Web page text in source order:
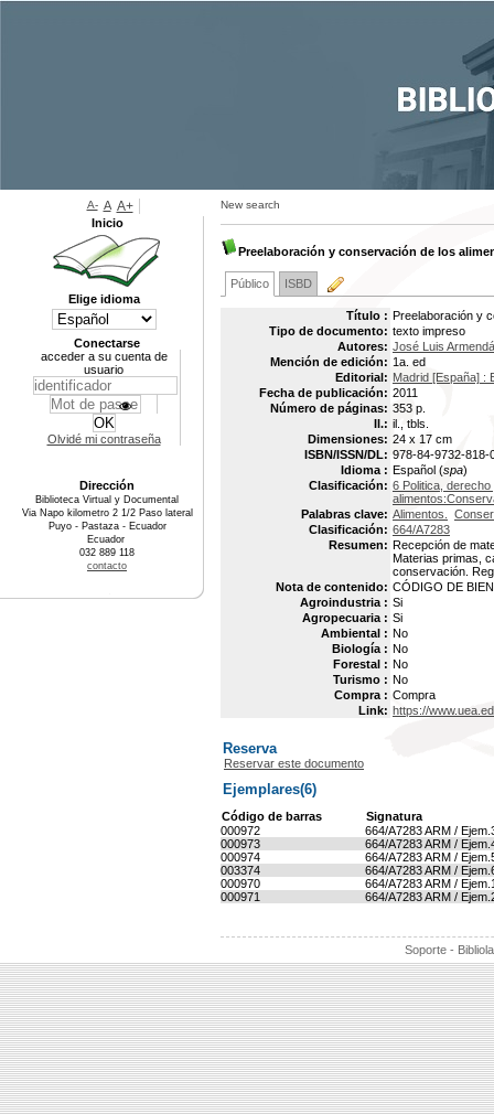
New search
Preelaboración y conservación de los
Público ISBD
Título : Preelaboración y
Tipo de documento: texto impreso
Autores: José Luis
Mención de edición: 1a. ed
Editorial: Madrid [España] :
Fecha de publicación: 2011
Número de páginas: 353 p.
Il.: il., tbls.
Dimensiones: 24 x 17 cm
ISBN/ISSN/DL: 978-84-9732-818-
Idioma : Español (spa)
Clasificación: 6 Politica,
Palabras clave: Alimentos.
Clasificación: 664/A7283
Resumen: Recepción de
Materias primas,
conservación.
Nota de contenido: CÓDIGO DE
Agroindustria : Si
Agropecuaria : Si
Ambiental : No
Biología : No
Forestal : No
Turismo : No
Compra : Compra
Link: https://
Reserva
Reservar este documento
Ejemplares(6)
Código de barras
Signatura
000972
664/A7283 ARM /
000973
664/A7283 ARM /
000974
664/A7283 ARM /
003374
664/A7283 ARM /
000970
664/A7283 ARM /
000971
664/A7283 ARM /
Soporte -
A- A A+
Inicio
Elige idioma
Conectarse
acceder a su cuenta de
usuario
Olvidé mi contraseña
Dirección
Biblioteca Virtual y Documental
Via Napo kilometro 2 1/2 Paso lateral
Puyo - Pastaza - Ecuador
Ecuador
032 889 118
contacto